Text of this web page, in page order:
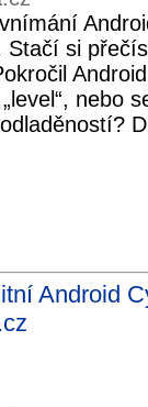
Stačí si
nebo
Android